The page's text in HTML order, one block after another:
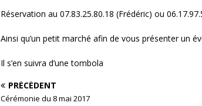
Réservation au 07.83.25.80.18 (Frédéric) ou
Ainsi qu’un petit marché afin de vous présenter un
Il s’en suivra d’une tombola
PRÉCÉDENT
Cérémonie du 8 mai 2017